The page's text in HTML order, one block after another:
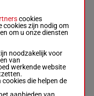
(23)
7a 3a
cookies
cookies zijn nodig om
om u onze diensten
noodzakelijk voor
van
werkende website
die helpen de
aanbieden van